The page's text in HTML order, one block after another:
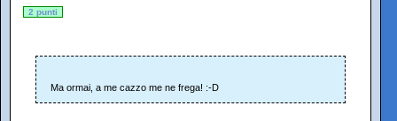
2 punti
Ma ormai, a me cazzo me ne frega! :-D